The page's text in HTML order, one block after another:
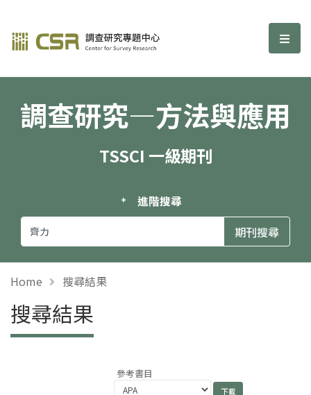
調查研究—方法與應用期刊 選
調查研究—方法與應用
TSSCI 一級期刊
進階搜尋
Home 搜尋結果
搜尋結果
參考書目